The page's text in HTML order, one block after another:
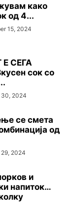
како
од 4...
15, 2024
СЕГА
сок со
2024
се смета
од
2024
и
напиток…